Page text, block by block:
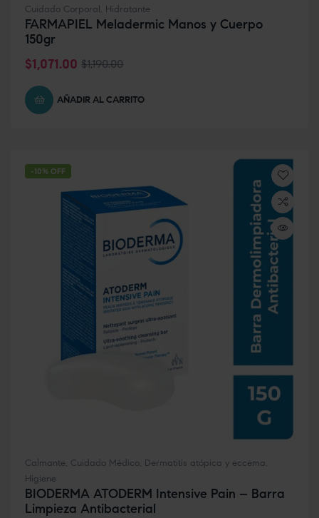
Cuidado Corporal , Hidratante
FARMAPIEL Meladermic Manos y Cuerpo
150gr
$1,190.00
$1,071.00
AÑADIR AL CARRITO
-10% OFF
Calmante, Cuidado Médico, Dermatitis atópica y eccema,
Higiene
BIODERMA ATODERM Intensive Pain – Barra
Limpieza Antibacterial